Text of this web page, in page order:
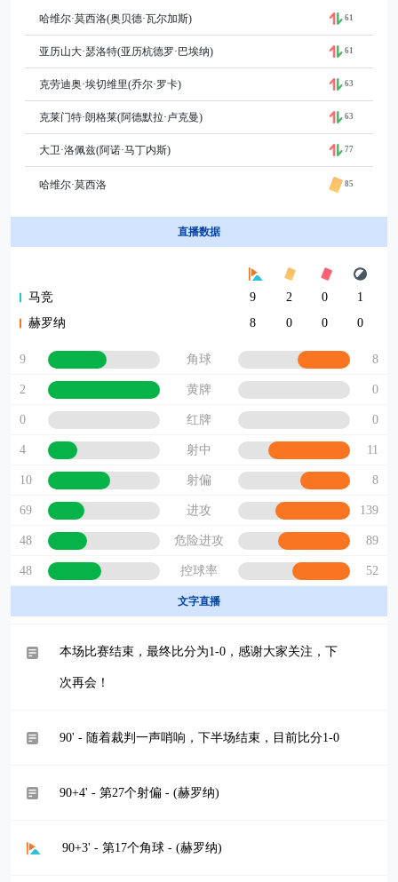
哈维尔·莫西洛(奥贝德·瓦尔加斯) 61
亚历山大·瑟洛特(亚历杭德罗·巴埃纳) 61
克劳迪奥·埃切维里(乔尔·罗卡) 63
克莱门特·朗格莱(阿德默拉·卢克曼) 63
大卫·洛佩兹(阿诺·马丁内斯) 77
哈维尔·莫西洛 85
直播数据
马竞 9 2 0
1
赫罗纳
8 0 0 0
9 角球 8
2 黄牌 0
0 红牌 0
4 射中 11
10 射偏 8
69 进攻 139
48 危险进攻 89
48 控球率 52
文字直播
本场比赛结束，最终比分为1-0，感谢大家关注，下
次再会！
90' - 随着裁判一声哨响，下半场结束，目前比分1-0
90+4' - 第27个射偏 - (赫罗纳)
90+3' - 第17个角球 - (赫罗纳)